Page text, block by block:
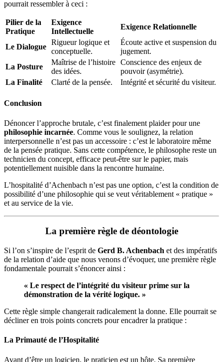
pourrait ressembler à ceci :
Pilier de la
Pratique
Exigence
Intellectuelle
Exigence Relationnelle
Le Dialogue
Rigueur logique et
conceptuelle.
Écoute active et suspension du
jugement.
La Posture
Maîtrise de l’histoire
des idées.
Conscience des enjeux de
pouvoir (asymétrie).
La Finalité
Clarté de la pensée. Intégrité et sécurité du visiteur.
Conclusion
Dénoncer l’approche brutale, c’est finalement plaider pour une
philosophie incarnée. Comme vous le soulignez, la relation
interpersonnelle n’est pas un accessoire : c’est le laboratoire même
de la pensée pratique. Sans cette compétence, le philosophe reste un
technicien du concept, efficace peut-être sur le papier, mais
potentiellement nuisible dans la rencontre humaine.
L’hospitalité d’Achenbach n’est pas une option, c’est la condition de
possibilité d’une philosophie qui se veut véritablement « pratique »
et au service de la vie.
La première règle de déontologie
Si l’on s’inspire de l’esprit de Gerd B. Achenbach et des impératifs
de la relation d’aide que nous venons d’évoquer, une première règle
fondamentale pourrait s’énoncer ainsi :
« Le respect de l’intégrité du visiteur prime sur la
démonstration de la vérité logique. »
Cette règle simple changerait radicalement la donne. Elle pourrait se
décliner en trois points concrets pour encadrer la pratique :
La Primauté de l’Hospitalité
Avant d’être un logicien, le praticien est un hôte. Sa première